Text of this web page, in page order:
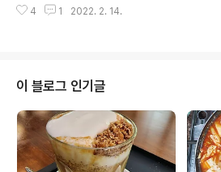
매일매일 질문을 해주고 이 질문에 대답을 하는 형식
리던 시리즈입니다. 이전 갤럭시 S21처럼 3가지 모
리즈가 사라지면서 너무 아쉬웠어요. 미디어 매체를
접하는 요즘 화면의 크기와 팬의 유무가 중요한 사람
많습니다. 저도 그래서 갤럭시 노트 9를 이후로 핸
못 바꾸고 있었는데 이번에 갤럭시 S22 울트라 사
을 진행했습니다. 원래는 핸드폰이 망가져야 바꾸는
일이었지만 삼성 갤럭시는 3년을 사용해도..
4 1 2022. 2. 14.
이 블로그 인기글